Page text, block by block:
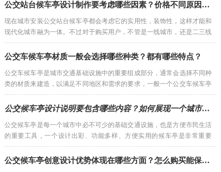
公交站台候车亭设计制作要考虑哪些因素？价格不同原因有哪些？
现在城市安装公交站台候车亭都会考虑它的实用性，装饰性，这样才能和
现代化城市融为一体。不过对于购买用户，不管是一线城市，还是二三线
城市，在购买之前也要先了解一下设计...
公交车候车亭材质一般会选择哪些种类？都有哪些特点？
公交车候车亭是城市交通基础设施中的重要组成部分，通常会选择不同种
类的材质来建造，以满足不同地区和需求的要求，一般一个公交车候车亭
材质可能包含各种钢材、玻璃、塑...
公交候车亭设计说明要包含哪些内容？如何展现一个城市的风采？
公交候车亭是每一个城市中必不可少的基础交通设施，也是方便市民生活
的重要工具，一个设计出彩、功能多样、方便实用的候车亭是非常重要
的，作为城市来说找专业的生产设计...
公交候车亭创意设计优势体现在哪些方面？怎么购买能保障质量？